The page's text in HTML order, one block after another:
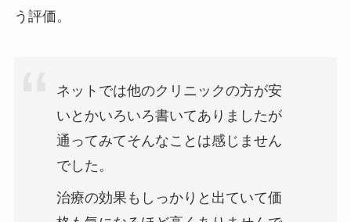
う評価。
ネットでは他のクリニックの方が安
いとかいろいろ書いてありましたが
通ってみてそんなことは感じません
でした。
治療の効果もしっかりと出ていて価